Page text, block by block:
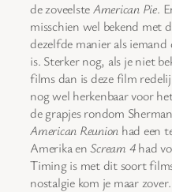
de zoveelsteAmerican Pie.
misschien wel bekend met
dezelfde manier als
is. Sterker nog, als je niet
films dan is deze film
nog wel herkenbaar voor
de grapjes rondom
American Reunion had een
Amerika enScream 4had
Timing is met dit soort
nostalgie kom je maar zover.